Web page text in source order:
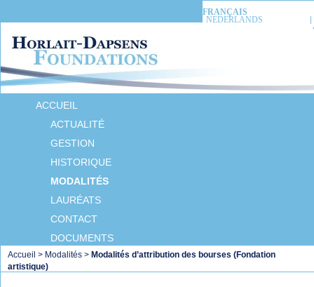
FRANÇAIS
NEDERLANDS
ACCUEIL
ACTUALITÉ
GESTION
HISTORIQUE
MODALITÉS
LAURÉATS
CONTACT
DOCUMENTS
Accueil > Modalités > Modalités d’attribution des bourses (Fondation
artistique)